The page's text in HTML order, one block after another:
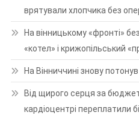
врятували хлопчика без
На вінницькому «фронті»
«котел» і крижопільський
На Вінниччині знову
Від щирого серця за
кардіоцентрі переплатили